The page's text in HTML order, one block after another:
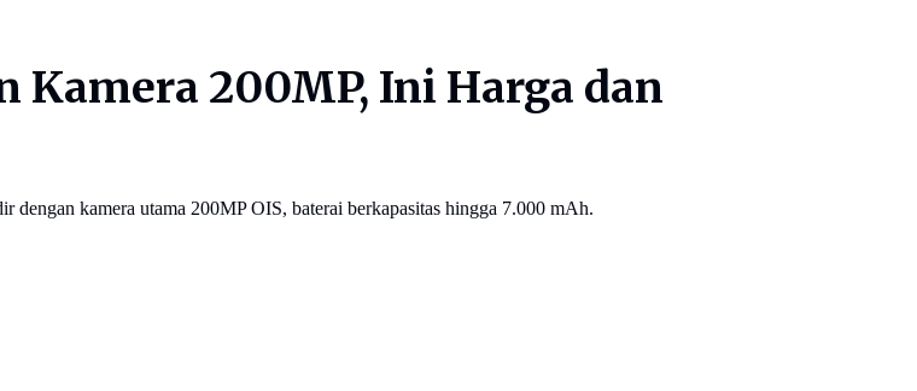
Kamera 200MP, Ini Harga dan
kamera utama 200MP OIS, baterai berkapasitas hingga 7.000 mAh.